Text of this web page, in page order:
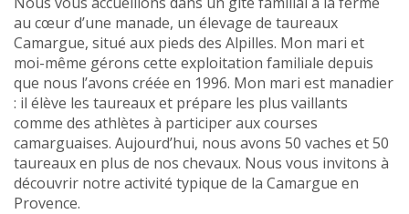
au cœur d’une manade, un élevage de taureaux
Camargue, situé aux pieds des Alpilles. Mon mari et
moi-même gérons cette exploitation familiale depuis
que nous l’avons créée en 1996. Mon mari est manadier
: il élève les taureaux et prépare les plus vaillants
comme des athlètes à participer aux courses
camarguaises. Aujourd’hui, nous avons 50 vaches et 50
taureaux en plus de nos chevaux. Nous vous invitons à
découvrir notre activité typique de la Camargue en
Provence.